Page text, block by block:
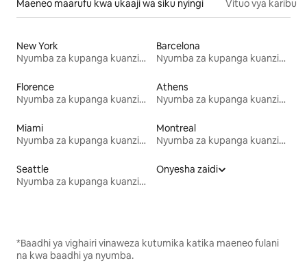
Maeneo maarufu kwa ukaaji wa siku nyingi Vituo vya karibu
New York
Nyumba za kupanga kuanzia mwezi mmoja
Barcelona
Nyumba za kupanga kuanzia mwezi mmoja
Florence
Nyumba za kupanga kuanzia mwezi mmoja
Athens
Nyumba za kupanga kuanzia mwezi mmoja
Miami
Nyumba za kupanga kuanzia mwezi mmoja
Montreal
Nyumba za kupanga kuanzia mwezi mmoja
Seattle
Nyumba za kupanga kuanzia mwezi mmoja
Onyesha zaidi
*Baadhi ya vighairi vinaweza kutumika katika maeneo fulani
na kwa baadhi ya nyumba.